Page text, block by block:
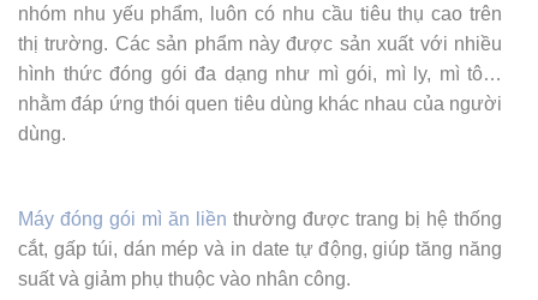
nhóm nhu yếu phẩm, luôn có nhu cầu tiêu thụ cao trên
thị trường. Các sản phẩm này được sản xuất với nhiều
hình thức đóng gói đa dạng như mì gói, mì ly, mì tô…
nhằm đáp ứng thói quen tiêu dùng khác nhau của người
dùng.
Máy đóng gói mì ăn liền thường được trang bị hệ thống
cắt, gấp túi, dán mép và in date tự động, giúp tăng năng
suất và giảm phụ thuộc vào nhân công.